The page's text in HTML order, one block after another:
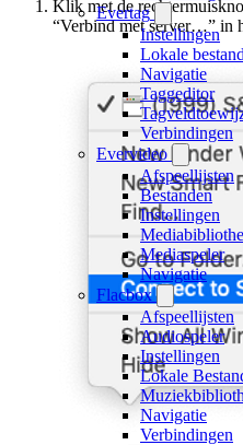
Evertag
Instellingen
Lokale
Navigatie
Taggeditor
Verbindingen
Evervideo
Afspeellijsten
Bestanden
Instellingen
Mediaspeler
Navigatie
Flacbox
Afspeellijsten
Audiospeler
Instellingen
Lokale
Navigatie
Verbindingen
Klik met de
“Verbind met server…” in